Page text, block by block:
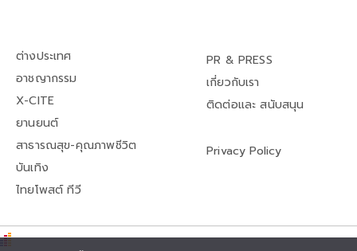
ต่างประเทศ
อาชญากรรม
X-CITE
ยานยนต์
สาธารณสุข-คุณภาพชีวิต
บันเทิง
ไทยโพสต์ ทีวี
PR & PRESS
เกี่ยวกับเรา
ติดต่อและ สนับสนุน
Privacy Policy